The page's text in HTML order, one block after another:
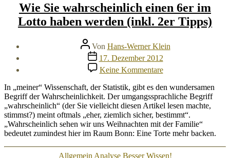
Wie Sie wahrscheinlich einen 6er im
Lotto haben werden (inkl. 2er Tipps)
Beitragsautor
Von Hans-Werner Klein
Veröffentlichungsdatum
17. Dezember 2012
Keine Kommentarezu
Wie
Sie
wahrscheinlich
einen
6er
im
Lotto
werden
In „meiner“ Wissenschaft, der Statistik, gibt es den wundersamen
Begriff der Wahrscheinlichkeit. Der umgangssprachliche Begriff
„wahrscheinlich“ (der Sie vielleicht diesen Artikel lesen machte,
stimmst?) meint oftmals „eher, ziemlich sicher, bestimmt“.
„Wahrscheinlich sehen wir uns Weihnachten mit der Familie“
bedeutet zumindest hier im Raum Bonn: Eine Torte mehr backen.
Kategorien
Allgemein Analyse Besser Wissen!